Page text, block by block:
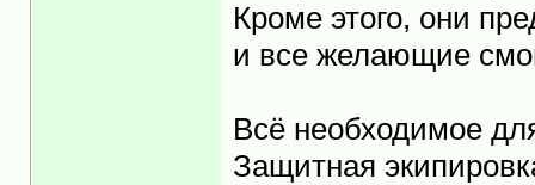
Кроме этого, они
и все желающие
Всё необходимое
Защитная